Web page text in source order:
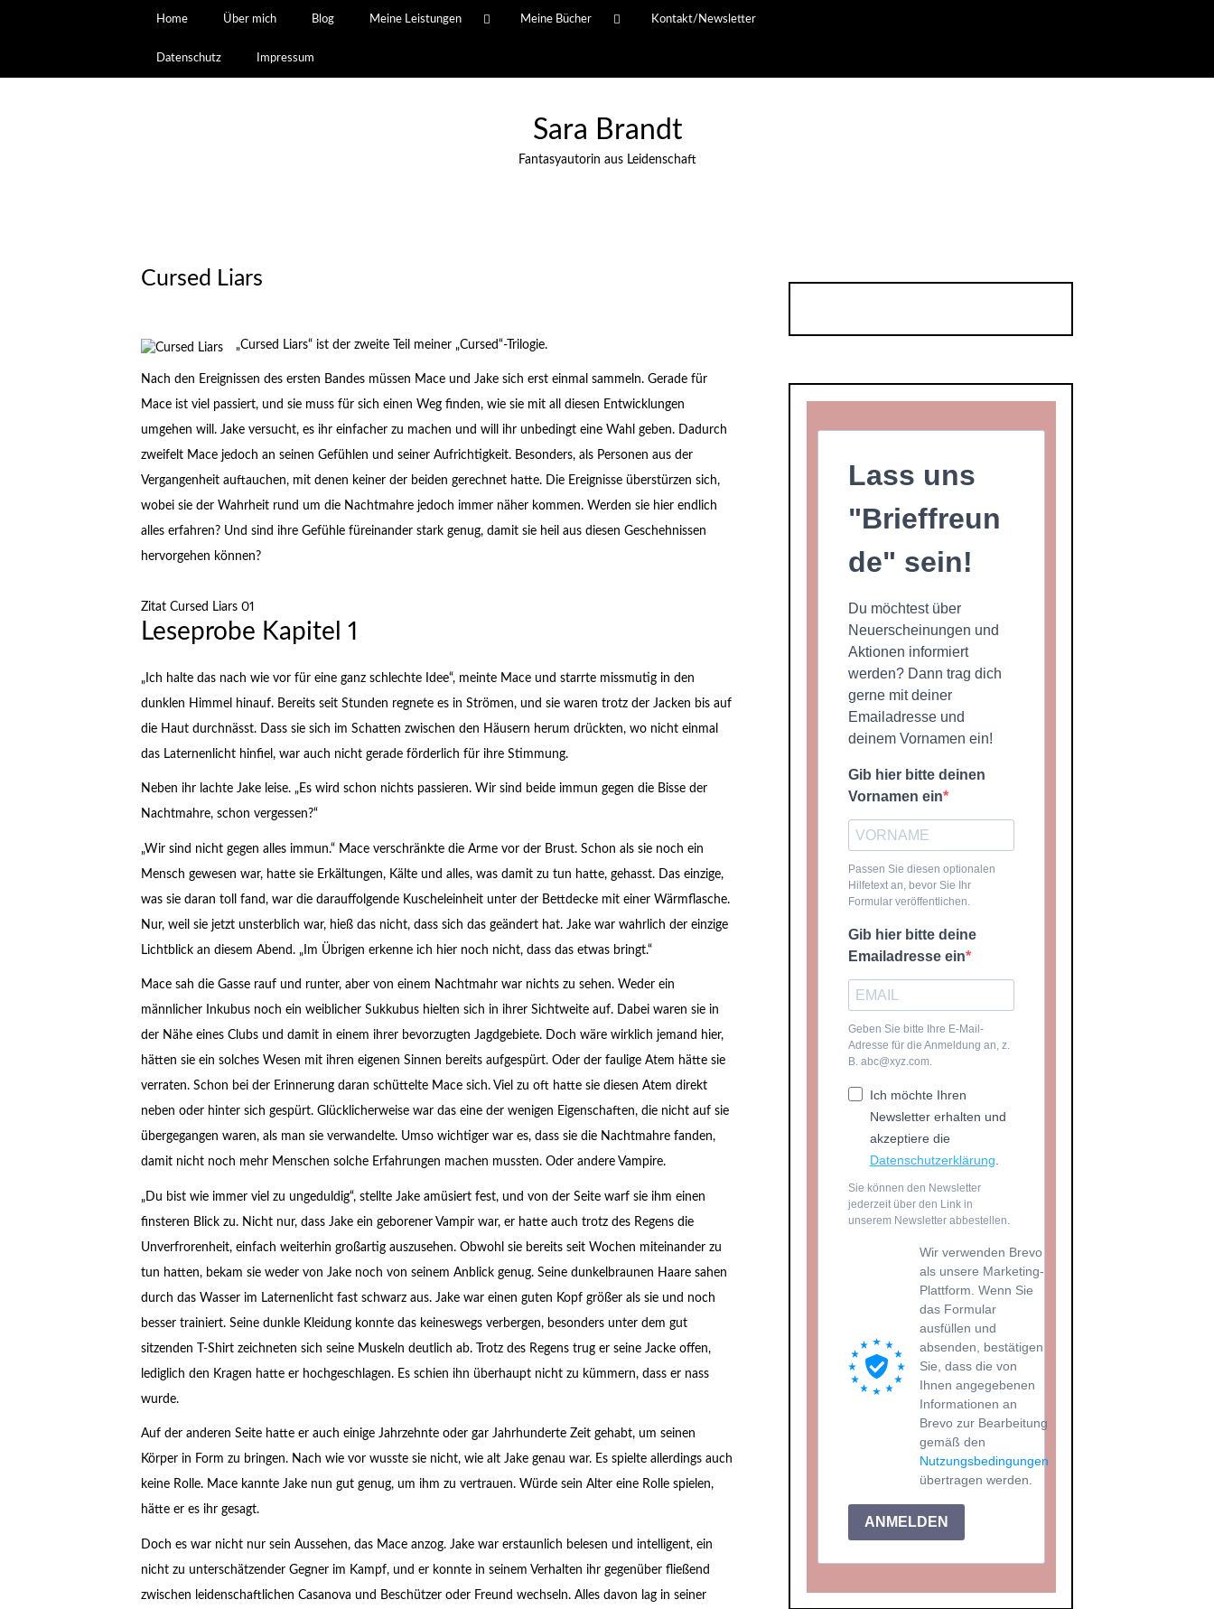
Home Über mich Blog Meine Leistungen Meine Bücher Kontakt/Newsletter
Datenschutz Impressum
Sara Brandt
Fantasyautorin aus Leidenschaft
Cursed Liars
„Cursed Liars“ ist der zweite Teil meiner „Cursed“-Trilogie.
Nach den Ereignissen des ersten Bandes müssen Mace und Jake sich erst einmal sammeln. Gerade für
Mace ist viel passiert, und sie muss für sich einen Weg finden, wie sie mit all diesen Entwicklungen
umgehen will. Jake versucht, es ihr einfacher zu machen und will ihr unbedingt eine Wahl geben. Dadurch
zweifelt Mace jedoch an seinen Gefühlen und seiner Aufrichtigkeit. Besonders, als Personen aus der
Vergangenheit auftauchen, mit denen keiner der beiden gerechnet hatte. Die Ereignisse überstürzen sich,
wobei sie der Wahrheit rund um die Nachtmahre jedoch immer näher kommen. Werden sie hier endlich
alles erfahren? Und sind ihre Gefühle füreinander stark genug, damit sie heil aus diesen Geschehnissen
hervorgehen können?
Zitat Cursed Liars 01
Leseprobe Kapitel 1
„Ich halte das nach wie vor für eine ganz schlechte Idee“, meinte Mace und starrte missmutig in den
dunklen Himmel hinauf. Bereits seit Stunden regnete es in Strömen, und sie waren trotz der Jacken bis auf
die Haut durchnässt. Dass sie sich im Schatten zwischen den Häusern herum drückten, wo nicht einmal
das Laternenlicht hinfiel, war auch nicht gerade förderlich für ihre Stimmung.
Neben ihr lachte Jake leise. „Es wird schon nichts passieren. Wir sind beide immun gegen die Bisse der
Nachtmahre, schon vergessen?“
„Wir sind nicht gegen alles immun.“ Mace verschränkte die Arme vor der Brust. Schon als sie noch ein
Mensch gewesen war, hatte sie Erkältungen, Kälte und alles, was damit zu tun hatte, gehasst. Das einzige,
was sie daran toll fand, war die darauffolgende Kuscheleinheit unter der Bettdecke mit einer Wärmflasche.
Nur, weil sie jetzt unsterblich war, hieß das nicht, dass sich das geändert hat. Jake war wahrlich der einzige
Lichtblick an diesem Abend. „Im Übrigen erkenne ich hier noch nicht, dass das etwas bringt.“
Mace sah die Gasse rauf und runter, aber von einem Nachtmahr war nichts zu sehen. Weder ein
männlicher Inkubus noch ein weiblicher Sukkubus hielten sich in ihrer Sichtweite auf. Dabei waren sie in
der Nähe eines Clubs und damit in einem ihrer bevorzugten Jagdgebiete. Doch wäre wirklich jemand hier,
hätten sie ein solches Wesen mit ihren eigenen Sinnen bereits aufgespürt. Oder der faulige Atem hätte sie
verraten. Schon bei der Erinnerung daran schüttelte Mace sich. Viel zu oft hatte sie diesen Atem direkt
neben oder hinter sich gespürt. Glücklicherweise war das eine der wenigen Eigenschaften, die nicht auf sie
übergegangen waren, als man sie verwandelte. Umso wichtiger war es, dass sie die Nachtmahre fanden,
damit nicht noch mehr Menschen solche Erfahrungen machen mussten. Oder andere Vampire.
„Du bist wie immer viel zu ungeduldig“, stellte Jake amüsiert fest, und von der Seite warf sie ihm einen
finsteren Blick zu. Nicht nur, dass Jake ein geborener Vampir war, er hatte auch trotz des Regens die
Unverfrorenheit, einfach weiterhin großartig auszusehen. Obwohl sie bereits seit Wochen miteinander zu
tun hatten, bekam sie weder von Jake noch von seinem Anblick genug. Seine dunkelbraunen Haare sahen
durch das Wasser im Laternenlicht fast schwarz aus. Jake war einen guten Kopf größer als sie und noch
besser trainiert. Seine dunkle Kleidung konnte das keineswegs verbergen, besonders unter dem gut
sitzenden T-Shirt zeichneten sich seine Muskeln deutlich ab. Trotz des Regens trug er seine Jacke offen,
lediglich den Kragen hatte er hochgeschlagen. Es schien ihn überhaupt nicht zu kümmern, dass er nass
wurde.
Auf der anderen Seite hatte er auch einige Jahrzehnte oder gar Jahrhunderte Zeit gehabt, um seinen
Körper in Form zu bringen. Nach wie vor wusste sie nicht, wie alt Jake genau war. Es spielte allerdings auch
keine Rolle. Mace kannte Jake nun gut genug, um ihm zu vertrauen. Würde sein Alter eine Rolle spielen,
hätte er es ihr gesagt.
Doch es war nicht nur sein Aussehen, das Mace anzog. Jake war erstaunlich belesen und intelligent, ein
nicht zu unterschätzender Gegner im Kampf, und er konnte in seinem Verhalten ihr gegenüber fließend
zwischen leidenschaftlichen Casanova und Beschützer oder Freund wechseln. Alles davon lag in seiner
Lass uns
"Brieffreun
de" sein!
Du möchtest über
Neuerscheinungen und
Aktionen informiert
werden? Dann trag dich
gerne mit deiner
Emailadresse und
deinem Vornamen ein!
Gib hier bitte deinen
Vornamen ein
Passen Sie diesen optionalen
Hilfetext an, bevor Sie Ihr
Formular veröffentlichen.
Gib hier bitte deine
Emailadresse ein
Geben Sie bitte Ihre E-Mail-
Adresse für die Anmeldung an, z.
B. abc@xyz.com.
Ich möchte Ihren
Newsletter erhalten und
akzeptiere die
Datenschutzerklärung
Sie können den Newsletter
jederzeit über den Link in
unserem Newsletter abbestellen.
Wir verwenden Brevo
als unsere Marketing-
Plattform. Wenn Sie
das Formular
ausfüllen und
absenden, bestätigen
Sie, dass die von
Ihnen angegebenen
Informationen an
Brevo zur Bearbeitung
gemäß den
Nutzungsbedingungen
übertragen werden.
ANMELDEN